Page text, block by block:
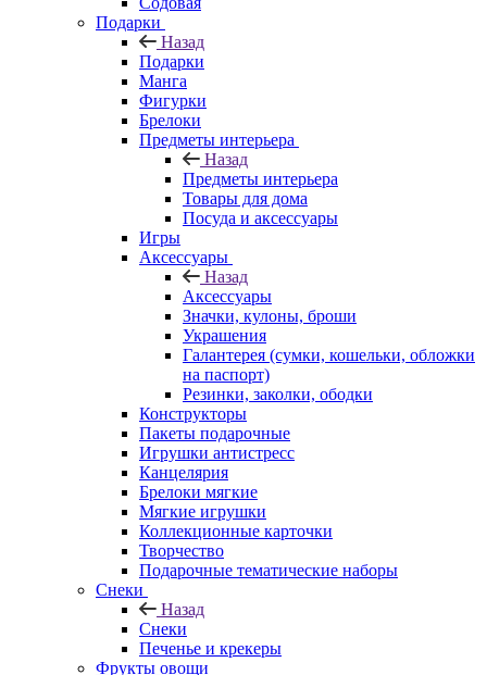
Подарки
Назад
Подарки
Манга
Фигурки
Брелоки
Предметы интерьера
Назад
Предметы интерьера
Товары для дома
Посуда и аксессуары
Игры
Аксессуары
Назад
Аксессуары
Значки, кулоны, броши
Украшения
Галантерея (сумки, кошельки, обложки
на паспорт)
Резинки, заколки, ободки
Конструкторы
Пакеты подарочные
Игрушки антистресс
Канцелярия
Брелоки мягкие
Мягкие игрушки
Коллекционные карточки
Творчество
Подарочные тематические наборы
Снеки
Назад
Снеки
Печенье и крекеры
Фрукты овощи